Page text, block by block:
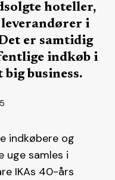
hoteller,
i
er samtidig
indkøb i
business.
indkøbere og
uge samles i
IKAs 40-års